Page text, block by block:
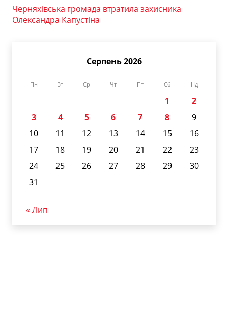
Черняхівська громада втратила захисника
Олександра Капустіна
Серпень 2026
Пн Вт Ср Чт Пт Сб Нд
1
2
3
4 5 6 7 8
9
10
11 12 13 14 15
16
17
18 19 20 21 22
23
24
25 26 27 28 29
30
31
« Лип